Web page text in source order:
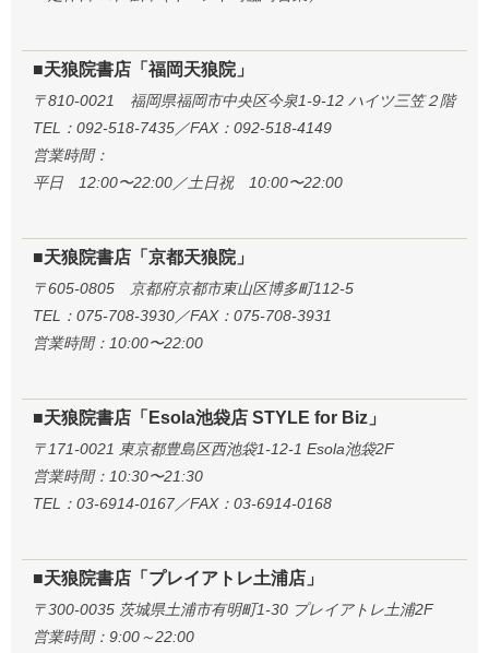
■天狼院書店「福岡天狼院」
〒810-0021 福岡県福岡市中央区今泉1-9-12 ハイツ三笠２階
TEL：092-518-7435／FAX：092-518-4149
営業時間：
平日 12:00〜22:00／土日祝 10:00〜22:00
■天狼院書店「京都天狼院」
〒605-0805 京都府京都市東山区博多町112-5
TEL：075-708-3930／FAX：075-708-3931
営業時間：10:00〜22:00
■天狼院書店「Esola池袋店 STYLE for Biz」
〒171-0021 東京都豊島区西池袋1-12-1 Esola池袋2F
営業時間：10:30〜21:30
TEL：03-6914-0167／FAX：03-6914-0168
■天狼院書店「プレイアトレ土浦店」
〒300-0035 茨城県土浦市有明町1-30 プレイアトレ土浦2F
営業時間：9:00～22:00